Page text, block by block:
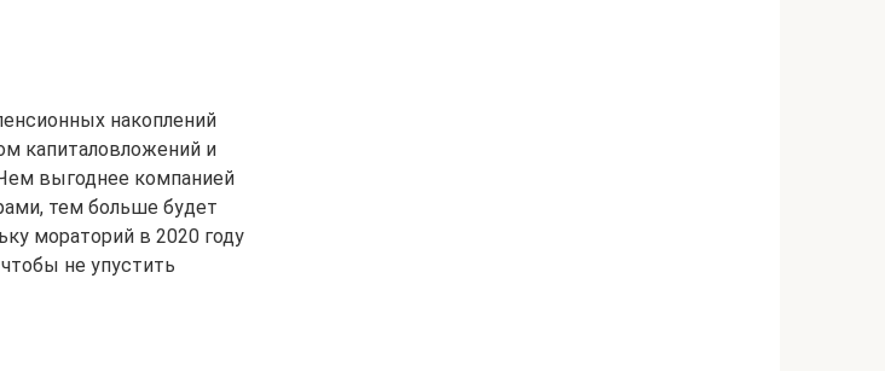
накоплений
капиталовложений и
выгоднее компанией
тем больше будет
мораторий в 2020 году
не упустить